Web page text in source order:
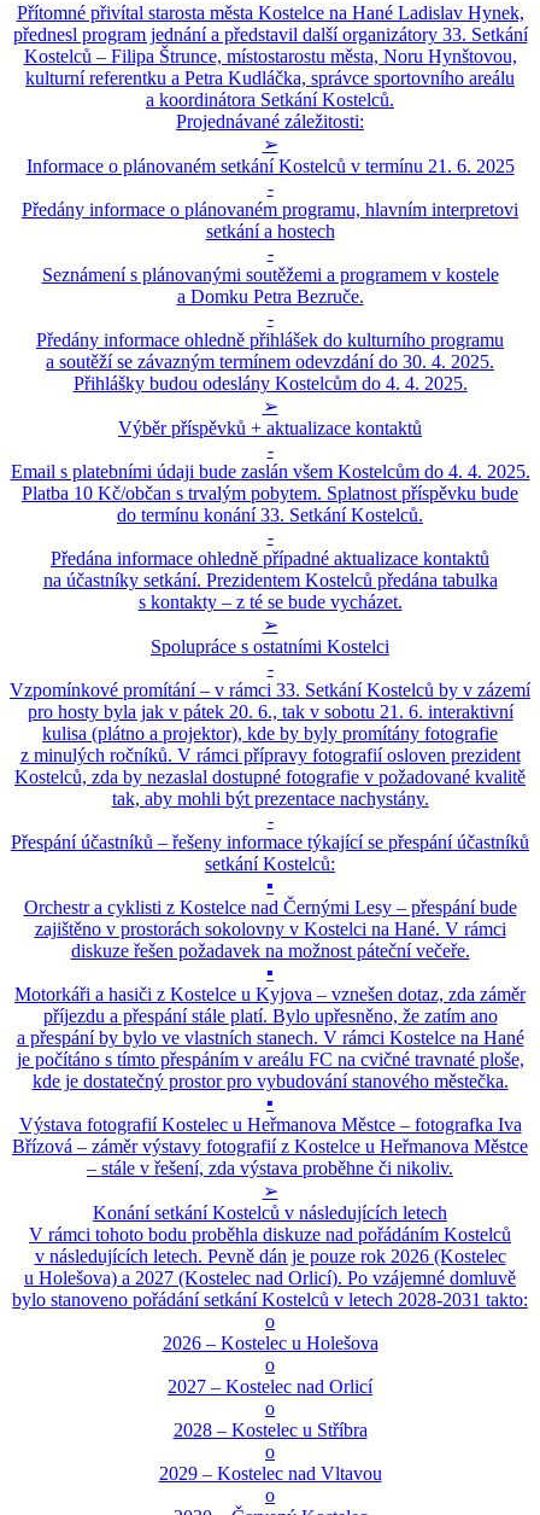
Přítomné přivítal starosta města Kostelce na Hané Ladislav Hynek,
přednesl program jednání a představil další organizátory 33. Setkání
Kostelců – Filipa Štrunce, místostarostu města, Noru Hynštovou,
kulturní referentku a Petra Kudláčka, správce sportovního areálu
a koordinátora Setkání Kostelců.
Projednávané záležitosti:
➢
Informace o plánovaném setkání Kostelců v termínu 21. 6. 2025
-
Předány informace o plánovaném programu, hlavním interpretovi
setkání a hostech
-
Seznámení s plánovanými soutěžemi a programem v kostele
a Domku Petra Bezruče.
-
Předány informace ohledně přihlášek do kulturního programu
a soutěží se závazným termínem odevzdání do 30. 4. 2025.
Přihlášky budou odeslány Kostelcům do 4. 4. 2025.
➢
Výběr příspěvků + aktualizace kontaktů
-
Email s platebními údaji bude zaslán všem Kostelcům do 4. 4. 2025.
Platba 10 Kč/občan s trvalým pobytem. Splatnost příspěvku bude
do termínu konání 33. Setkání Kostelců.
-
Předána informace ohledně případné aktualizace kontaktů
na účastníky setkání. Prezidentem Kostelců předána tabulka
s kontakty – z té se bude vycházet.
➢
Spolupráce s ostatními Kostelci
-
Vzpomínkové promítání – v rámci 33. Setkání Kostelců by v zázemí
pro hosty byla jak v pátek 20. 6., tak v sobotu 21. 6. interaktivní
kulisa (plátno a projektor), kde by byly promítány fotografie
z minulých ročníků. V rámci přípravy fotografií osloven prezident
Kostelců, zda by nezaslal dostupné fotografie v požadované kvalitě
tak, aby mohli být prezentace nachystány.
-
Přespání účastníků – řešeny informace týkající se přespání účastníků
setkání Kostelců:
▪
Orchestr a cyklisti z Kostelce nad Černými Lesy – přespání bude
zajištěno v prostorách sokolovny v Kostelci na Hané. V rámci
diskuze řešen požadavek na možnost páteční večeře.
▪
Motorkáři a hasiči z Kostelce u Kyjova – vznešen dotaz, zda záměr
příjezdu a přespání stále platí. Bylo upřesněno, že zatím ano
a přespání by bylo ve vlastních stanech. V rámci Kostelce na Hané
je počítáno s tímto přespáním v areálu FC na cvičné travnaté ploše,
kde je dostatečný prostor pro vybudování stanového městečka.
▪
Výstava fotografií Kostelec u Heřmanova Městce – fotografka Iva
Břízová – záměr výstavy fotografií z Kostelce u Heřmanova Městce
– stále v řešení, zda výstava proběhne či nikoliv.
➢
Konání setkání Kostelců v následujících letech
V rámci tohoto bodu proběhla diskuze nad pořádáním Kostelců
v následujících letech. Pevně dán je pouze rok 2026 (Kostelec
u Holešova) a 2027 (Kostelec nad Orlicí). Po vzájemné domluvě
bylo stanoveno pořádání setkání Kostelců v letech 2028-2031 takto:
o
2026 – Kostelec u Holešova
o
2027 – Kostelec nad Orlicí
o
2028 – Kostelec u Stříbra
o
2029 – Kostelec nad Vltavou
o